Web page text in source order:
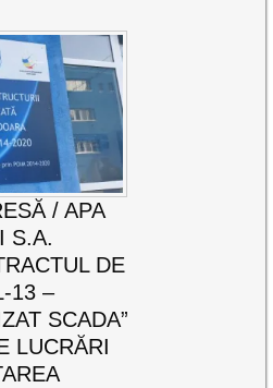
/ APA
S.A.
DE
13 –
SCADA”
LUCRĂRI